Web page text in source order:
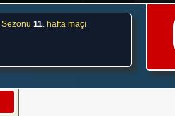
Sezonu 11. hafta maçı